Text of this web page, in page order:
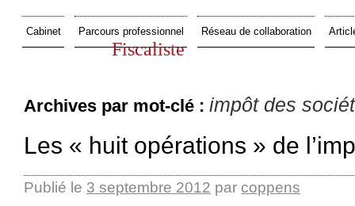
Fiscaliste
Cabinet Parcours professionnel Réseau de collaboration
Archives par mot-clé : impôt des
Les « huit opérations » de
Publié le 3 septembre 2012 par coppens